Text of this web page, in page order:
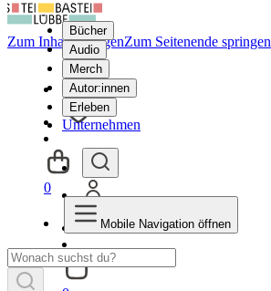
Bücher
Audio
Merch
Autor:innen
Erleben
Unternehmen
Zum Inhalt springenZum Seitenende springen
0
Mobile Navigation öffnen